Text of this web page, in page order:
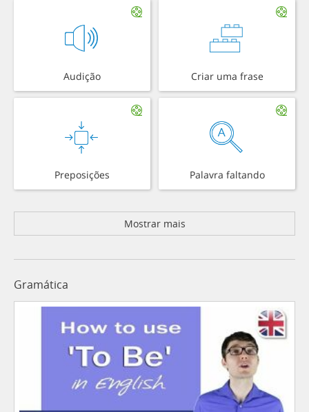
Audição Criar uma frase
Preposições Palavra faltando
Mostrar mais
Gramática